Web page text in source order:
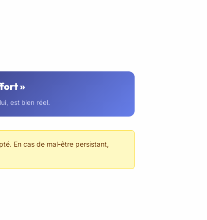
»
est bien réel.
En cas de mal-être persistant,